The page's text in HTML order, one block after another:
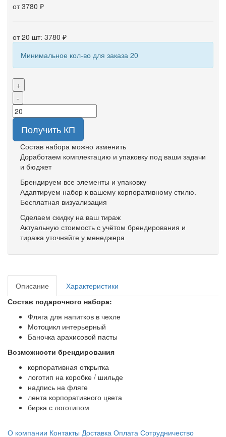
от 3780 ₽
от 20 шт: 3780 ₽
Минимальное кол-во для заказа 20
+
-
Получить КП
Состав набора можно изменить
Доработаем комплектацию и упаковку под ваши задачи
и бюджет
Брендируем все элементы и упаковку
Адаптируем набор к вашему корпоративному стилю.
Бесплатная визуализация
Сделаем скидку на ваш тираж
Актуальную стоимость с учётом брендирования и
тиража уточняйте у менеджера
Описание
Характеристики
Состав подарочного набора:
Фляга для напитков в чехле
Мотоцикл интерьерный
Баночка арахисовой пасты
Возможности брендирования
корпоративная открытка
логотип на коробке / шильде
надпись на фляге
лента корпоративного цвета
бирка с логотипом
О компании Контакты Доставка Оплата Сотрудничество